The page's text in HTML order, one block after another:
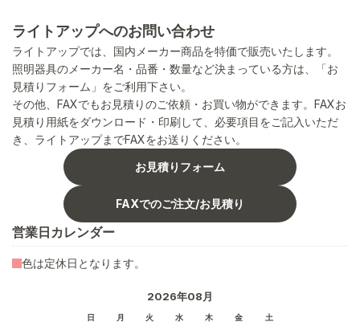
ライトアップへのお問い合わせ
ライトアップでは、国内メーカー商品を特価で販売いたします。
照明器具のメーカー名・品番・数量など決まっている方は、「お
見積りフォーム」をご利用下さい。
その他、FAXでもお見積りのご依頼・お買い物ができます。FAXお
見積り用紙をダウンロード・印刷して、必要項目をご記入いただ
き、ライトアップまでFAXをお送りください。
お見積りフォーム
FAXでのご注文/お見積り
営業日カレンダー
2026年08月
日 月 火 水 木 金 土
色は定休日となります。